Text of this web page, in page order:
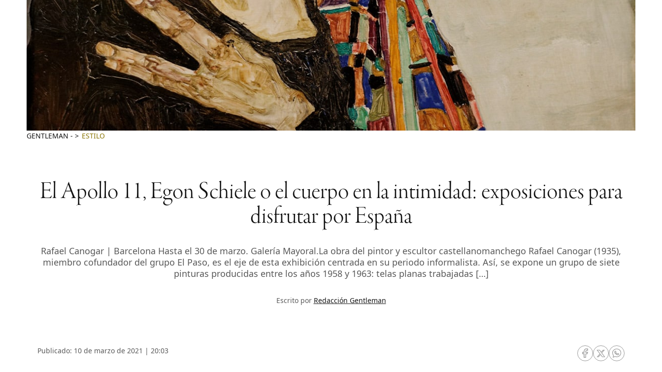
GENTLEMAN - ESTILO
El Apollo 11, Egon Schiele o el cuerpo en la intimidad: exposiciones para
disfrutar por España
Rafael Canogar | Barcelona Hasta el 30 de marzo. Galería Mayoral.La obra del pintor y escultor castellanomanchego Rafael Canogar (1935),
miembro cofundador del grupo El Paso, es el eje de esta exhibición centrada en su periodo informalista. Así, se expone un grupo de siete
pinturas producidas entre los años 1958 y 1963: telas planas trabajadas […]
Escrito por Redacción Gentleman
Publicado: 10 de marzo de 2021 | 20:03
RRSS Facebook
RRSS Twitter
RRSS